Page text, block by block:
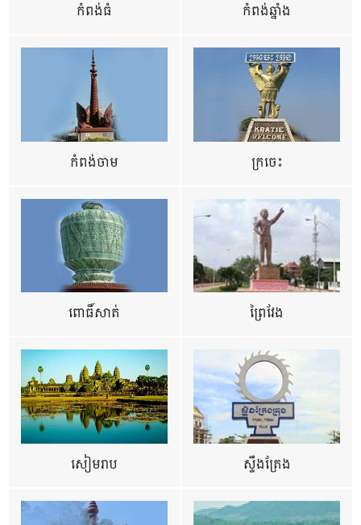
កំពង់ធំ កំពង់ឆ្នាំង
កំពង់ចាម ក្រចេះ
ពោធិ៍សាត់ ព្រៃវែង
សៀមរាប ស្ទឹងត្រែង